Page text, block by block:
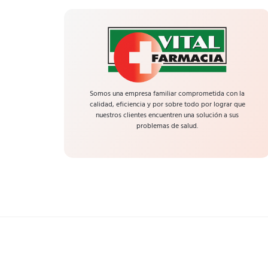
Somos una empresa familiar comprometida con la
calidad, eficiencia y por sobre todo por lograr que
nuestros clientes encuentren una solución a sus
problemas de salud.